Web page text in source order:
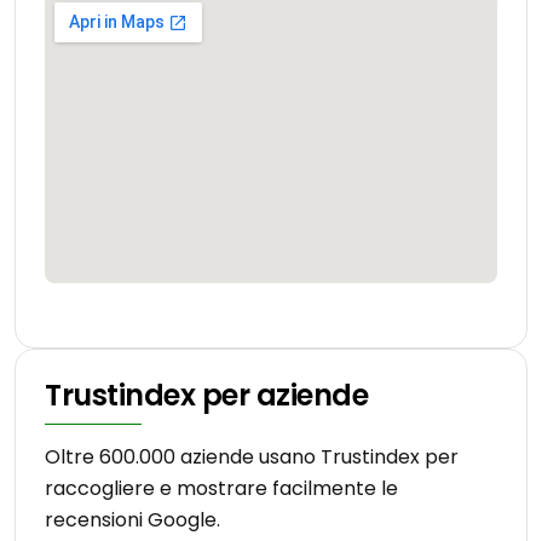
Trustindex per aziende
Oltre 600.000 aziende usano Trustindex per
raccogliere e mostrare facilmente le
recensioni Google.